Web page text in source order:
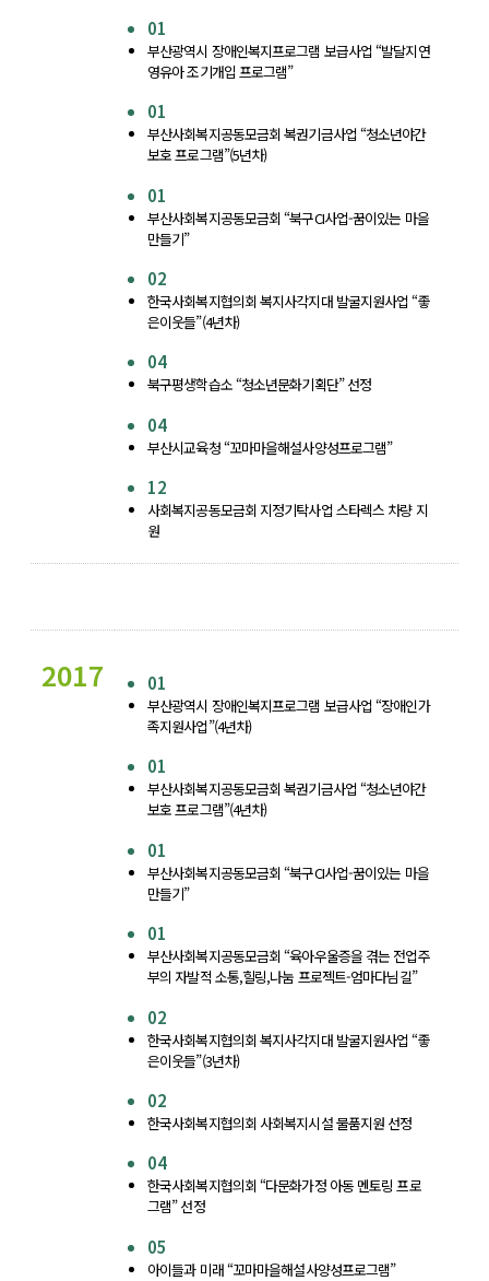
01
부산광역시 장애인복지프로그램 보급사업 “발달지연
영유아 조기개입 프로그램”
01
부산사회복지공동모금회 복권기금사업 “청소년야간
보호 프로그램”(5년차)
01
부산사회복지공동모금회 “북구CI사업-꿈이있는 마을
만들기”
02
한국사회복지협의회 복지사각지대 발굴지원사업 “좋
은이웃들”(4년차)
04
북구평생학습소 “청소년문화기획단” 선정
04
부산시교육청 “꼬마마을해설사양성프로그램”
12
사회복지공동모금회 지정기탁사업 스타렉스 차량 지
원
2017 01
부산광역시 장애인복지프로그램 보급사업 “장애인가
족지원사업”(4년차)
01
부산사회복지공동모금회 복권기금사업 “청소년야간
보호 프로그램”(4년차)
01
부산사회복지공동모금회 “북구CI사업-꿈이있는 마을
만들기”
01
부산사회복지공동모금회 “육아우울증을 겪는 전업주
부의 자발적 소통,힐링,나눔 프로젝트-엄마다님길”
02
한국사회복지협의회 복지사각지대 발굴지원사업 “좋
은이웃들”(3년차)
02
한국사회복지협의회 사회복지시설 물품지원 선정
04
한국사회복지협의회 “다문화가정 아동 멘토링 프로
그램” 선정
05
아이들과 미래 “꼬마마을해설사양성프로그램”